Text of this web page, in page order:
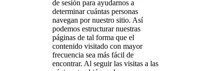
de sesión para ayudarnos a
determinar cuántas personas
navegan por nuestro sitio. Así
podemos estructurar nuestras
páginas de tal forma que el
contenido visitado con mayor
frecuencia sea más fácil de
encontrar. Al seguir las visitas a las